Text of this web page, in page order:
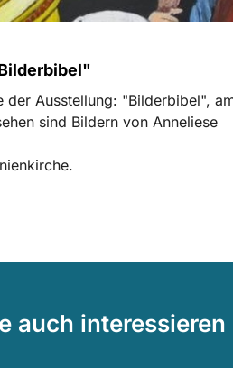
der Ausstellung: "Bilderbibel",
sind Bildern von Anneliese
auch interessieren